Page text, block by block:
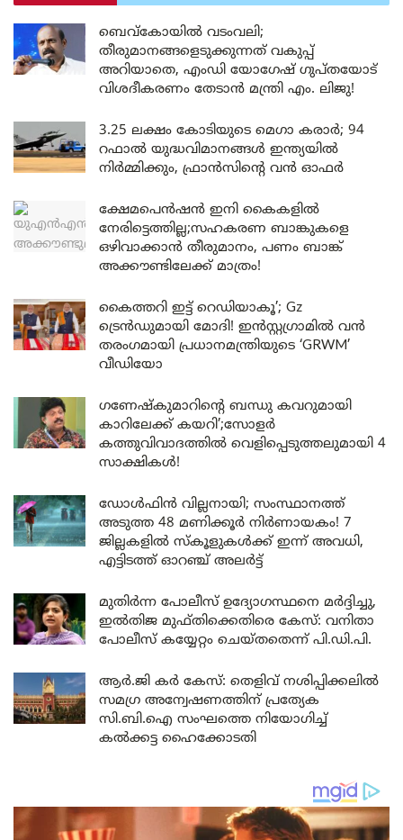
ബെവ്കോയിൽ വടംവലി;
തീരുമാനങ്ങളെടുക്കുന്നത് വകുപ്പ്
അറിയാതെ, എംഡി യോഗേഷ് ഗുപ്തയോട്
വിശദീകരണം തേടാൻ മന്ത്രി എം. ലിജു!
3.25 ലക്ഷം കോടിയുടെ മെഗാ കരാർ; 94
റഫാൽ യുദ്ധവിമാനങ്ങൾ ഇന്ത്യയിൽ
നിർമ്മിക്കും, ഫ്രാൻസിന്റെ വൻ ഓഫർ
ക്ഷേമപെൻഷൻ ഇനി കൈകളിൽ
നേരിട്ടെത്തില്ല;സഹകരണ ബാങ്കുകളെ
ഒഴിവാക്കാൻ തീരുമാനം, പണം ബാങ്ക്
അക്കൗണ്ടിലേക്ക് മാത്രം!
കൈത്തറി ഇട്ട് റെഡിയാകൂ’; Gz
ട്രെൻഡുമായി മോദി! ഇൻസ്റ്റഗ്രാമിൽ വൻ
തരംഗമായി പ്രധാനമന്ത്രിയുടെ ‘GRWM’
വീഡിയോ
ഗണേഷ്കുമാറിന്റെ ബന്ധു കവറുമായി
കാറിലേക്ക് കയറി’;സോളർ
കത്തുവിവാദത്തിൽ വെളിപ്പെടുത്തലുമായി 4
സാക്ഷികൾ!
ഡോൾഫിൻ വില്ലനായി; സംസ്ഥാനത്ത്
അടുത്ത 48 മണിക്കൂർ നിർണായകം! 7
ജില്ലകളിൽ സ്കൂളുകൾക്ക് ഇന്ന് അവധി,
എട്ടിടത്ത് ഓറഞ്ച് അലർട്ട്
മുതിർന്ന പോലീസ് ഉദ്യോഗസ്ഥനെ മർദ്ദിച്ചു,
ഇൽതിജ മുഫ്തിക്കെതിരെ കേസ്: വനിതാ
പോലീസ് കയ്യേറ്റം ചെയ്തതെന്ന് പി.ഡി.പി.
ആർ.ജി കർ കേസ്: തെളിവ് നശിപ്പിക്കലിൽ
സമഗ്ര അന്വേഷണത്തിന് പ്രത്യേക
സി.ബി.ഐ സംഘത്തെ നിയോഗിച്ച്
കൽക്കട്ട ഹൈക്കോടതി